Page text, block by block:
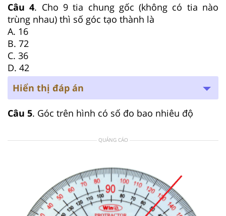
Câu 4. Cho 9 tia chung gốc (không có tia nào
trùng nhau) thì số góc tạo thành là
A. 16
B. 72
C. 36
D. 42
Hiển thị đáp án
Câu 5. Góc trên hình có số đo bao nhiêu độ
QUẢNG CÁO